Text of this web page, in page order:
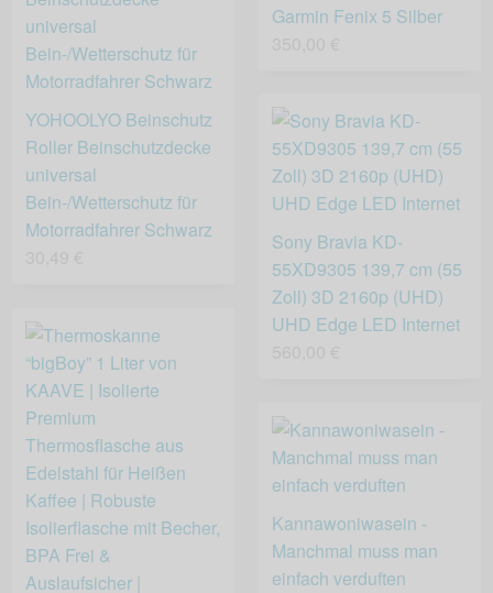
YOHOOLYO Beinschutz
Roller Beinschutzdecke
universal
Bein-/Wetterschutz für
Motorradfahrer Schwarz
Garmin Fenix 5 Silber
Sony Bravia KD-
55XD9305 139,7 cm (55
Zoll) 3D 2160p (UHD)
UHD Edge LED Internet
Kannawoniwasein -
Manchmal muss man
einfach verduften